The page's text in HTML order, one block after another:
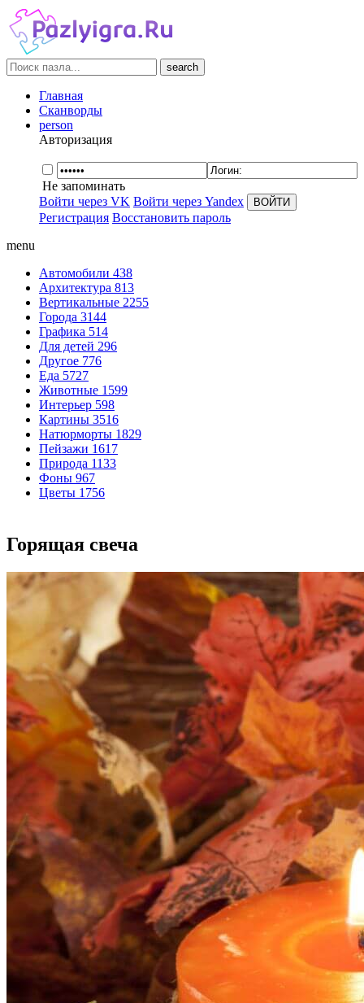
search
Главная
Сканворды
person
Авторизация
Не запоминать
Войти через VK Войти через Yandex
Регистрация Восстановить пароль
menu
Автомобили 438
Архитектура 813
Вертикальные 2255
Города 3144
Графика 514
Для детей 296
Другое 776
Еда 5727
Животные 1599
Интерьер 598
Картины 3516
Натюрморты 1829
Пейзажи 1617
Природа 1133
Фоны 967
Цветы 1756
Горящая свеча